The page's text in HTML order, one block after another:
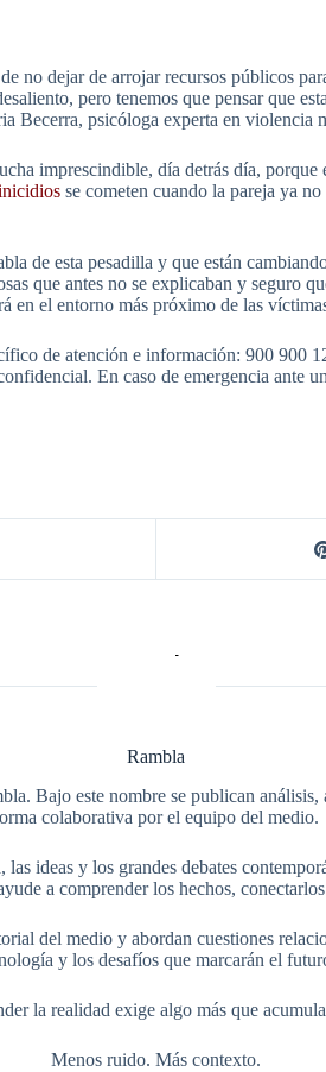
no dejar de arrojar recursos públicos
pero tenemos que pensar que
Becerra, psicóloga experta en violencia
imprescindible, día detrás día, porque
se cometen cuando la pareja ya
de esta pesadilla y que están
que antes no se explicaban y seguro
en el entorno más próximo de las
de atención e información: 900 900
En caso de emergencia ante
Rambla
Bajo este nombre se publican
colaborativa por el equipo del medio.
ideas y los grandes debates
a comprender los hechos,
del medio y abordan cuestiones
y los desafíos que marcarán el
la realidad exige algo más que
Menos ruido. Más contexto.